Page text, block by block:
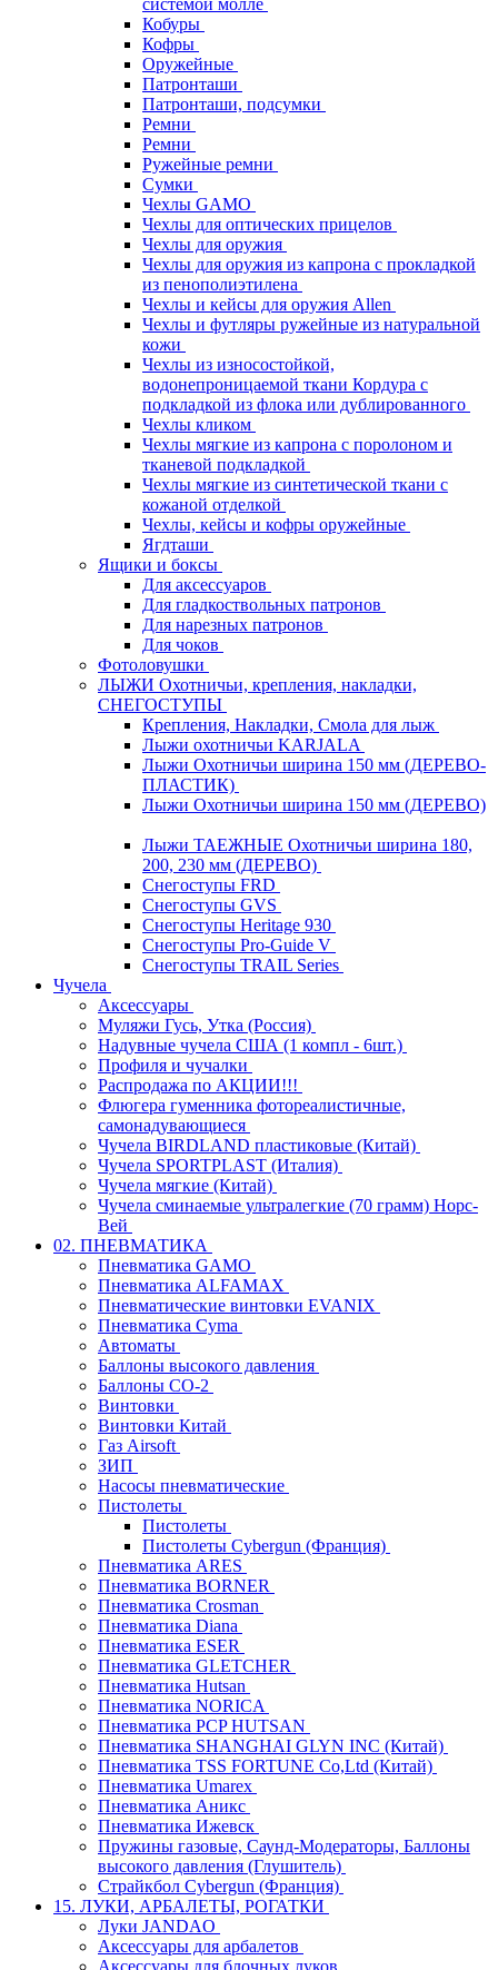
системой молле
Кобуры
Кофры
Оружейные
Патронташи
Патронташи, подсумки
Ремни
Ремни
Ружейные ремни
Сумки
Чехлы GAMO
Чехлы для оптических прицелов
Чехлы для оружия
Чехлы для оружия из капрона с прокладкой
из пенополиэтилена
Чехлы и кейсы для оружия Allen
Чехлы и футляры ружейные из натуральной
кожи
Чехлы из износостойкой,
водонепроницаемой ткани Кордура с
подкладкой из флока или дублированного
Чехлы кликом
Чехлы мягкие из капрона с поролоном и
тканевой подкладкой
Чехлы мягкие из синтетической ткани с
кожаной отделкой
Чехлы, кейсы и кофры оружейные
Ягдташи
Ящики и боксы
Для аксессуаров
Для гладкоствольных патронов
Для нарезных патронов
Для чоков
Фотоловушки
ЛЫЖИ Охотничьи, крепления, накладки,
СНЕГОСТУПЫ
Крепления, Накладки, Смола для лыж
Лыжи охотничьи KARJALA
Лыжи Охотничьи ширина 150 мм (ДЕРЕВО-
ПЛАСТИК)
Лыжи Охотничьи ширина 150 мм (ДЕРЕВО)
Лыжи ТАЕЖНЫЕ Охотничьи ширина 180,
200, 230 мм (ДЕРЕВО)
Снегоступы FRD
Снегоступы GVS
Снегоступы Heritage 930
Снегоступы Pro-Guide V
Снегоступы TRAIL Series
Чучела
Аксессуары
Муляжи Гусь, Утка (Россия)
Надувные чучела США (1 компл - 6шт.)
Профиля и чучалки
Распродажа по АКЦИИ!!!
Флюгера гуменника фотореалистичные,
самонадувающиеся
Чучела BIRDLAND пластиковые (Китай)
Чучела SPORTPLAST (Италия)
Чучела мягкие (Китай)
Чучела сминаемые ультралегкие (70 грамм) Норс-
Вей
02. ПНЕВМАТИКА
Пневматика GAMO
Пневматика ALFAMAX
Пневматические винтовки EVANIX
Пневматика Cyma
Автоматы
Баллоны высокого давления
Баллоны СО-2
Винтовки
Винтовки Китай
Газ Airsoft
ЗИП
Насосы пневматические
Пистолеты
Пистолеты
Пистолеты Cybergun (Франция)
Пневматика ARES
Пневматика BORNER
Пневматика Crosman
Пневматика Diana
Пневматика ESER
Пневматика GLETCHER
Пневматика Hutsan
Пневматика NORICA
Пневматика PCP HUTSAN
Пневматика SHANGHAI GLYN INC (Китай)
Пневматика TSS FORTUNE Co,Ltd (Китай)
Пневматика Umarex
Пневматика Аникс
Пневматика Ижевск
Пружины газовые, Саунд-Модераторы, Баллоны
высокого давления (Глушитель)
Страйкбол Cybergun (Франция)
15. ЛУКИ, АРБАЛЕТЫ, РОГАТКИ
Луки JANDAO
Аксессуары для арбалетов
Аксессуары для блочных луков